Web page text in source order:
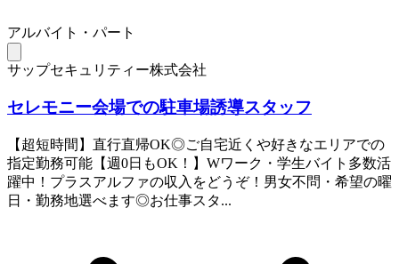
アルバイト・パート
サップセキュリティー株式会社
セレモニー会場での駐車場誘導スタッフ
【超短時間】直行直帰OK◎ご自宅近くや好きなエリアでの
指定勤務可能【週0日もOK！】Wワーク・学生バイト多数活
躍中！プラスアルファの収入をどうぞ！男女不問・希望の曜
日・勤務地選べます◎お仕事スタ...